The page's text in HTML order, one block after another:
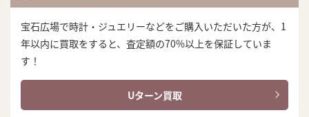
宝石広場で時計・ジュエリーなどをご購入いただいた方が、1
年以内に買取をすると、査定額の70%以上を保証していま
す！
Uターン買取